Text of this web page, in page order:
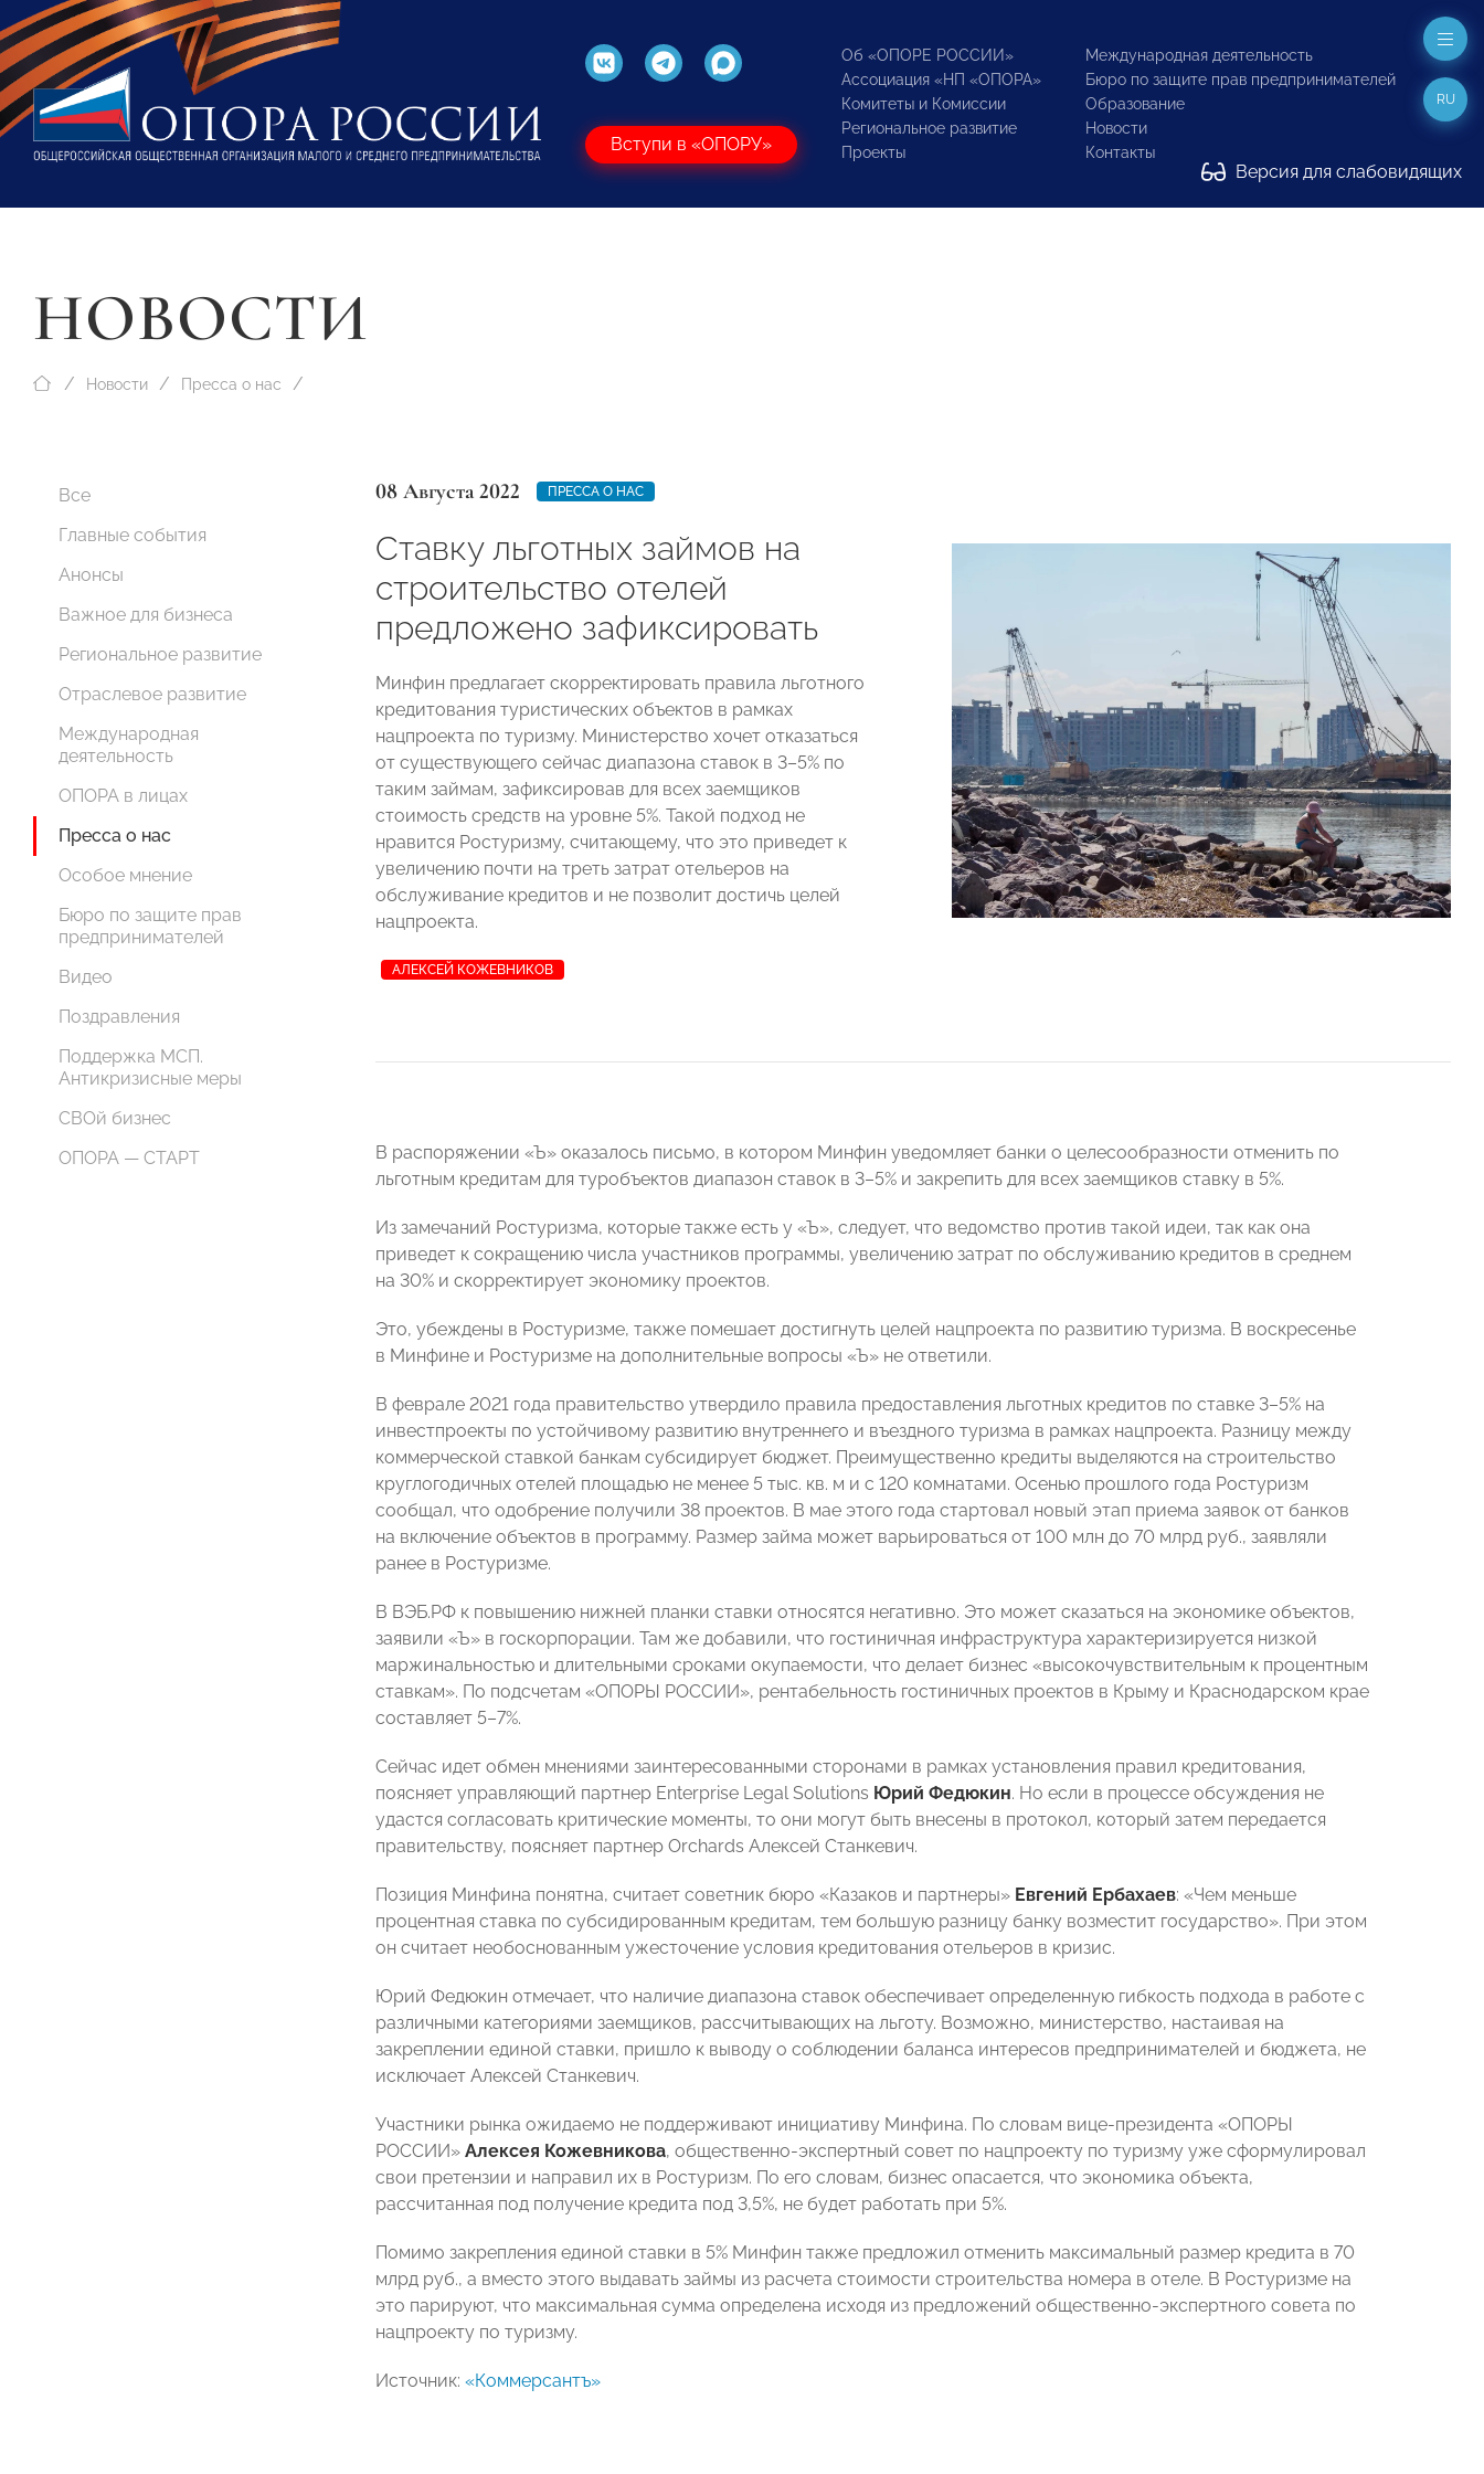
Вступи в «ОПОРУ»
Об «ОПОРЕ РОССИИ»
Ассоциация «НП «ОПОРА»
Комитеты и Комиссии
Региональное развитие
Проекты
Международная деятельность
Бюро по защите прав предпринимателей
Образование
Новости
Контакты
Версия для слабовидящих
RU
НОВОСТИ
Новости Пресса о нас
Все
Главные события
Анонсы
Важное для бизнеса
Региональное развитие
Отраслевое развитие
Международная
деятельность
ОПОРА в лицах
Пресса о нас
Особое мнение
Бюро по защите прав
предпринимателей
Видео
Поздравления
Поддержка МСП.
Антикризисные меры
СВОй бизнес
ОПОРА — СТАРТ
08 Августа 2022 ПРЕССА О НАС
Ставку льготных займов на
строительство отелей
предложено зафиксировать
Минфин предлагает скорректировать правила льготного
кредитования туристических объектов в рамках
нацпроекта по туризму. Министерство хочет отказаться
от существующего сейчас диапазона ставок в 3–5% по
таким займам, зафиксировав для всех заемщиков
стоимость средств на уровне 5%. Такой подход не
нравится Ростуризму, считающему, что это приведет к
увеличению почти на треть затрат отельеров на
обслуживание кредитов и не позволит достичь целей
нацпроекта.
АЛЕКСЕЙ КОЖЕВНИКОВ
В распоряжении «Ъ» оказалось письмо, в котором Минфин уведомляет банки о целесообразности отменить по
льготным кредитам для туробъектов диапазон ставок в 3–5% и закрепить для всех заемщиков ставку в 5%.
Из замечаний Ростуризма, которые также есть у «Ъ», следует, что ведомство против такой идеи, так как она
приведет к сокращению числа участников программы, увеличению затрат по обслуживанию кредитов в среднем
на 30% и скорректирует экономику проектов.
Это, убеждены в Ростуризме, также помешает достигнуть целей нацпроекта по развитию туризма. В воскресенье
в Минфине и Ростуризме на дополнительные вопросы «Ъ» не ответили.
В феврале 2021 года правительство утвердило правила предоставления льготных кредитов по ставке 3–5% на
инвестпроекты по устойчивому развитию внутреннего и въездного туризма в рамках нацпроекта. Разницу между
коммерческой ставкой банкам субсидирует бюджет. Преимущественно кредиты выделяются на строительство
круглогодичных отелей площадью не менее 5 тыс. кв. м и с 120 комнатами. Осенью прошлого года Ростуризм
сообщал, что одобрение получили 38 проектов. В мае этого года стартовал новый этап приема заявок от банков
на включение объектов в программу. Размер займа может варьироваться от 100 млн до 70 млрд руб., заявляли
ранее в Ростуризме.
В ВЭБ.РФ к повышению нижней планки ставки относятся негативно. Это может сказаться на экономике объектов,
заявили «Ъ» в госкорпорации. Там же добавили, что гостиничная инфраструктура характеризируется низкой
маржинальностью и длительными сроками окупаемости, что делает бизнес «высокочувствительным к процентным
ставкам». По подсчетам «ОПОРЫ РОССИИ», рентабельность гостиничных проектов в Крыму и Краснодарском крае
составляет 5–7%.
Сейчас идет обмен мнениями заинтересованными сторонами в рамках установления правил кредитования,
поясняет управляющий партнер Enterprise Legal Solutions Юрий Федюкин. Но если в процессе обсуждения не
удастся согласовать критические моменты, то они могут быть внесены в протокол, который затем передается
правительству, поясняет партнер Orchards Алексей Станкевич.
Позиция Минфина понятна, считает советник бюро «Казаков и партнеры» Евгений Ербахаев: «Чем меньше
процентная ставка по субсидированным кредитам, тем большую разницу банку возместит государство». При этом
он считает необоснованным ужесточение условия кредитования отельеров в кризис.
Юрий Федюкин отмечает, что наличие диапазона ставок обеспечивает определенную гибкость подхода в работе с
различными категориями заемщиков, рассчитывающих на льготу. Возможно, министерство, настаивая на
закреплении единой ставки, пришло к выводу о соблюдении баланса интересов предпринимателей и бюджета, не
исключает Алексей Станкевич.
Участники рынка ожидаемо не поддерживают инициативу Минфина. По словам вице-президента «ОПОРЫ
РОССИИ» Алексея Кожевникова, общественно-экспертный совет по нацпроекту по туризму уже сформулировал
свои претензии и направил их в Ростуризм. По его словам, бизнес опасается, что экономика объекта,
рассчитанная под получение кредита под 3,5%, не будет работать при 5%.
Помимо закрепления единой ставки в 5% Минфин также предложил отменить максимальный размер кредита в 70
млрд руб., а вместо этого выдавать займы из расчета стоимости строительства номера в отеле. В Ростуризме на
это парируют, что максимальная сумма определена исходя из предложений общественно-экспертного совета по
нацпроекту по туризму.
Источник: «Коммерсантъ»